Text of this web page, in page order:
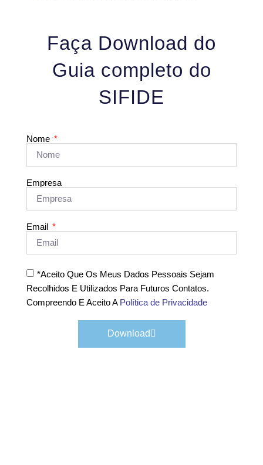
Faça Download do
Guia completo do
SIFIDE
Nome
Empresa
Email
*Aceito Que Os Meus Dados Pessoais Sejam
Recolhidos E Utilizados Para Futuros Contatos.
Compreendo E Aceito A Política de Privacidade
Download